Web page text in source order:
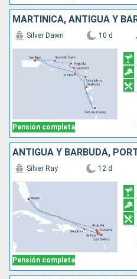
Pensión completa
Silver Dawn 10 d
Pensión completa
Silver Ray 12 d